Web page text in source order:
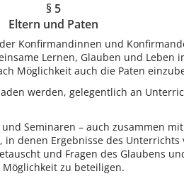
§ 5
Eltern und Paten
Konfirmandinnen und
Lernen, Glauben und Leben
Möglichkeit auch die Paten
werden, gelegentlich an
Seminaren – auch zusammen
denen Ergebnisse des Unterrichts
und Fragen des Glaubens
Möglichkeit zu beteiligen.